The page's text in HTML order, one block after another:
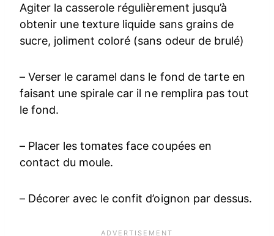
Agiter la casserole régulièrement jusqu’à
obtenir une texture liquide sans grains de
sucre, joliment coloré (sans odeur de brulé)
– Verser le caramel dans le fond de tarte en
faisant une spirale car il ne remplira pas tout
le fond.
– Placer les tomates face coupées en
contact du moule.
– Décorer avec le confit d’oignon par dessus.